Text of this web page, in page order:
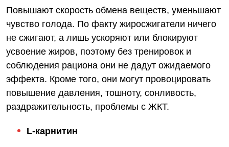
Повышают скорость обмена веществ, уменьшают
чувство голода. По факту жиросжигатели ничего
не сжигают, а лишь ускоряют или блокируют
усвоение жиров, поэтому без тренировок и
соблюдения рациона они не дадут ожидаемого
эффекта. Кроме того, они могут провоцировать
повышение давления, тошноту, сонливость,
раздражительность, проблемы с ЖКТ.
L-карнитин